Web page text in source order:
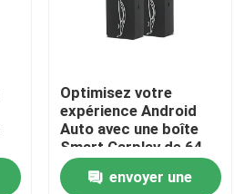
Optimisez votre
expérience Android
Auto avec une boîte
Smart Carplay de 64
Mo DDR2 intégrée
envoyer une